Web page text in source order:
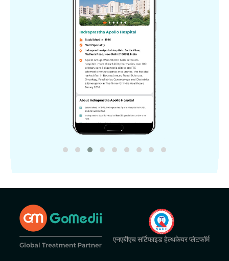
एनएबीएच सर्टिफाइड हेल्थकेयर प्लेटफॉर्म